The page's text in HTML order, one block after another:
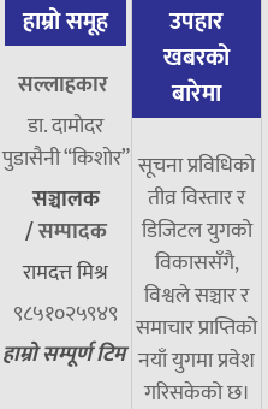
हाम्रो समूह
सल्लाहकार
डा. दामाेदर
पुडासैनी “किशाेर”
सञ्चालक
/सम्पादक
रामदत्त मिश्र
९८५१०२५९४९
हाम्रो सम्पूर्ण टिम
उपहार
खबरको
बारेमा
सूचना प्रविधिको
तीव्र विस्तार र
डिजिटल युगको
विकाससँगै,
विश्वले सञ्चार र
समाचार प्राप्तिको
नयाँ युगमा प्रवेश
गरिसकेको छ।